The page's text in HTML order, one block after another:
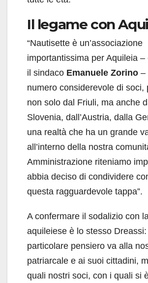
Il legame con
“Nautisette è un’associazione
importantissima per Aquileia –
il sindaco Emanuele Zorino –
numero considerevole di soci,
non solo dal Friuli, ma anche
Slovenia, dall’Austria, dalla
una realtà che ha un grande
all’interno della nostra
Amministrazione riteniamo
abbia deciso di condividere
questa ragguardevole tappa”.
A confermare il sodalizio con
aquileiese è lo stesso Dreassi:
particolare pensiero va alla
patriarcale e ai suoi cittadini,
quali nostri soci, con i quali si